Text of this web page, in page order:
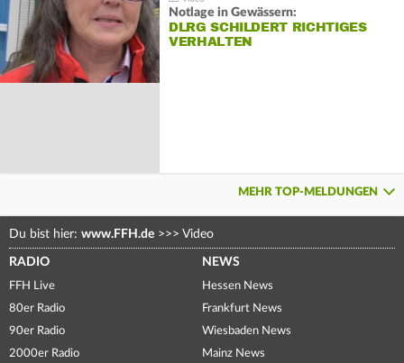
Notlage in Gewässern:
DLRG SCHILDERT RICHTIGES
VERHALTEN
MEHR TOP-MELDUNGEN
Du bist hier: www.FFH.de >>> Video
RADIO
FFH Live
80er Radio
90er Radio
2000er Radio
NEWS
Hessen News
Frankfurt News
Wiesbaden News
Mainz News